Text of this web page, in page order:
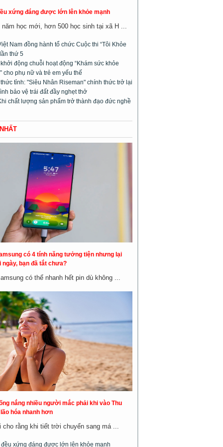
xứng đáng được lớn lên khỏe mạnh
học mới, hơn 500 học sinh tại xã H ...
Nam đồng hành tổ chức Cuộc thi “Tôi Khỏe
thứ 5
động chuỗi hoạt động “Khám sức khỏe
cho phụ nữ và trẻ em yếu thế
tỉnh: "Siêu Nhân Riseman" chính thức trở lại
bảo vệ trái đất đầy nghẹt thở
chất lượng sản phẩm trở thành đạo đức nghề
có 4 tính năng tưởng tiện nhưng lại
ngày, bạn đã tắt chưa?
có thể nhanh hết pin dù không ...
nắng nhiều người mắc phải khi vào Thu
hóa nhanh hơn
cho rằng khi tiết trời chuyển sang má ...
đều xứng đáng được lớn lên khỏe mạnh